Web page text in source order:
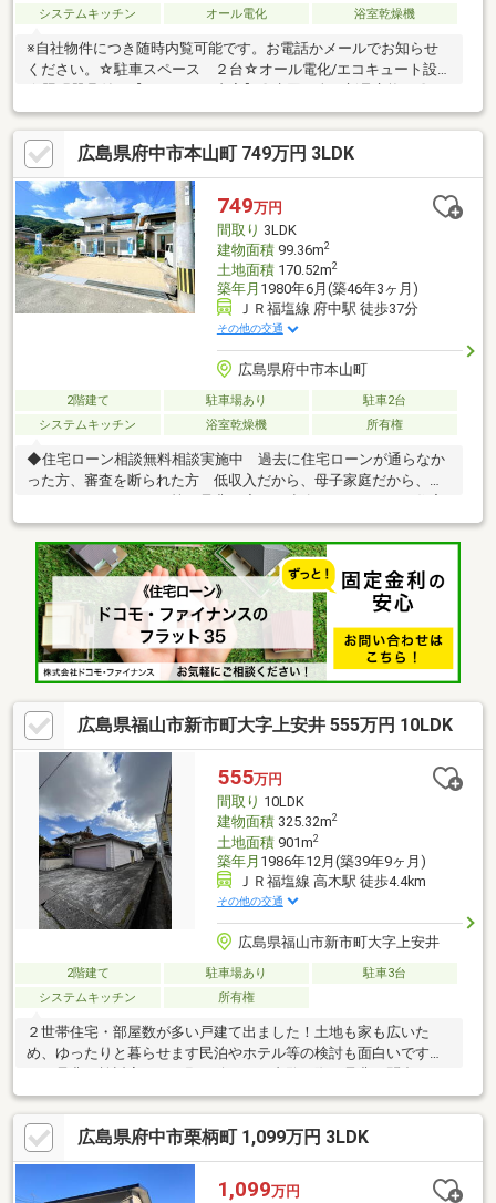
システムキッチン オール電化 浴室乾燥機
※自社物件につき随時内覧可能です。お電話かメールでお知らせ
ください。☆駐車スペース ２台☆オール電化/エコキュート設置
ロス、フローリング貼り換え 〇外壁塗装 〇屋根塗装
広島県府中市本山町 749万円 3LDK
749万円
間取り 3LDK
建物面積99.36m2
土地面積170.52m2
築年月 1980年6月(築46年3ヶ月)
ＪＲ福塩線 府中駅 徒歩37分
その他の交通
広島県府中市本山町
2階建て 駐車場あり
駐車2台
システムキッチン
浴室乾燥機 所有権
◆住宅ローン相談無料相談実施中 過去に住宅ローンが通らなか
った方、審査を断られた方 低収入だから、母子家庭だから、カ
ローンを通してきた実績があります。◆府中市内を中心に、数多
くのの仲介物件を取り扱っております。 新築戸建てだけでな
く、中古戸建、中古マンション、売土地など幅広くご紹介できま
す♪ ＨＰにもたくさん掲載しております。◆LINEからでもお
問い合わせ頂けます♪ 友達追加→『@582hulsx』でID検索！！
広島県福山市新市町大字上安井 555万円 10LDK
555万円
間取り 10LDK
建物面積325.32m2
土地面積901m2
築年月 1986年12月(築39年9ヶ月)
ＪＲ福塩線 高木駅 徒歩4.4km
その他の交通
広島県福山市新市町大字上安井
2階建て 駐車場あり
駐車3台
システムキッチン
所有権
２世帯住宅・部屋数が多い戸建て出ました！土地も家も広いた
め、ゆったりと暮らせます民泊やホテル等の検討も面白いです
さい。小山携帯：０８０－４６９７－０２９３
広島県府中市栗柄町 1,099万円 3LDK
1,099万円